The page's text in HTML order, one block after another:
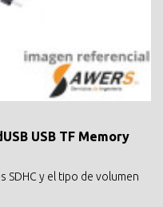
USB TF Memory
SDHC y el tipo de volumen